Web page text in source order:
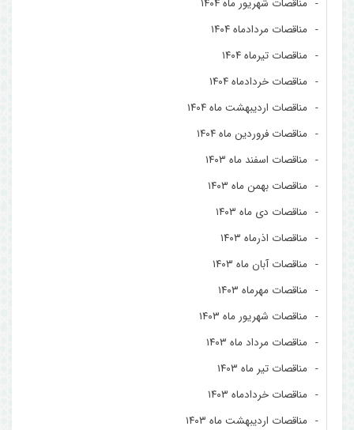
مناقصات شهریور ماه ۱۴۰۴
مناقصات مردادماه ۱۴۰۴
مناقصات تیرماه ۱۴۰۴
مناقصات خردادماه ۱۴۰۴
مناقصات اردیبهشت ماه ۱۴۰۴
مناقصات فروردین ماه ۱۴۰۴
مناقصات اسفند ماه ۱۴۰۳
مناقصات بهمن ماه ۱۴۰۳
مناقصات دی ماه ۱۴۰۳
مناقصات اذرماه ۱۴۰۳
مناقصات آبان ماه ۱۴۰۳
مناقصات مهرماه ۱۴۰۳
مناقصات شهریور ماه ۱۴۰۳
مناقصات مرداد ماه ۱۴۰۳
مناقصات تیر ماه ۱۴۰۳
مناقصات خردادماه ۱۴۰۳
مناقصات اردیبهشت ماه ۱۴۰۳